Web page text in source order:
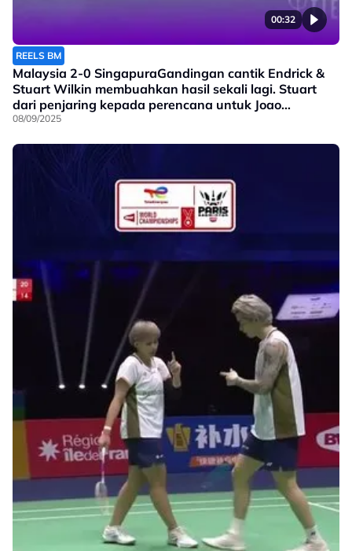
00:32
REELS BM
Malaysia 2-0 SingapuraGandingan cantik Endrick &
Stuart Wilkin membuahkan hasil sekali lagi. Stuart
dari penjaring kepada perencana untuk Joao
Figueiredo !
08/09/2025